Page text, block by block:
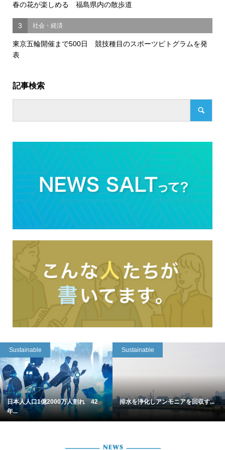
春の花が楽しめる 福島県内の散歩道
3 社会・経済
東京五輪開催まで500日 競技種目のスポーツピトグラムを発
表
記事検索
Sustainable
日本人人口1億2000万人割れ 42
年...
Sustainable
排水を浄化しアンモニアを回収す...